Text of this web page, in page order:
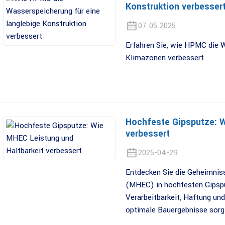
Konstruktion
07.05.2025
Erfahren Sie, wie HPMC die
Klimazonen verbessert.
Hochfeste Gipsputze:
verbessert
2025-04-29
Entdecken Sie die
(MHEC) in hochfesten
Verarbeitbarkeit, Haftung
optimale Bauergebnisse